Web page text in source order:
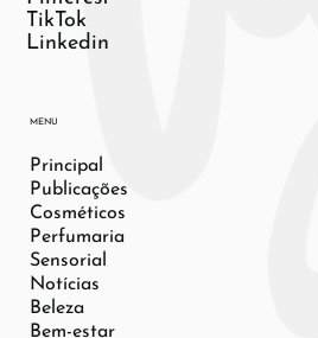
TikTok
Linkedin
MENU
Principal
Publicações
Cosméticos
Perfumaria
Sensorial
Notícias
Beleza
Bem-estar